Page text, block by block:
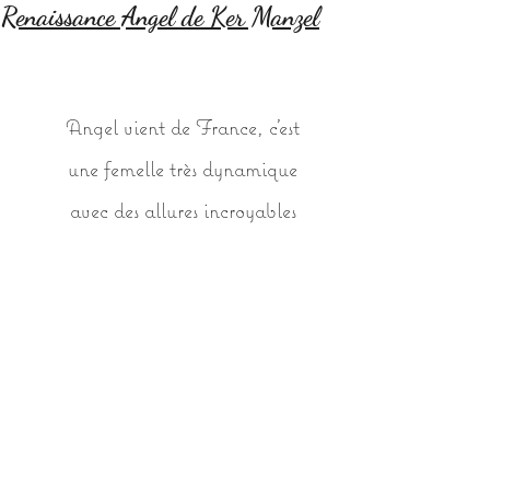
Renaissance Angel de Ker Manzel
Angel vient de France, c'est
une femelle très dynamique
avec des allures incroyables